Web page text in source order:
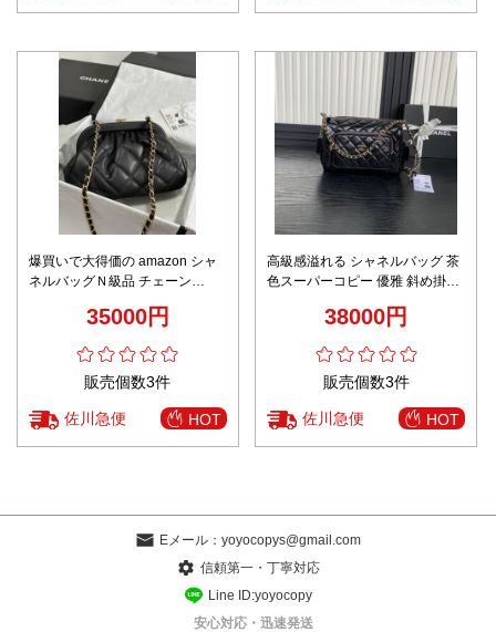
爆買いで大得価の amazon シャ
ネルバッグＮ級品 チェーン
35000円
販売個数3件
佐川急便 HOT
高級感溢れる シャネルバッグ 茶
色スーパーコピー 優雅 斜め掛け
38000円
販売個数3件
佐川急便 HOT
Eメール： yoyocopys@gmail.com
信頼第一・丁寧対応
Line ID:yoyocopy
安心対応・迅速発送